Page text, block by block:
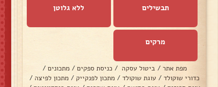
תבשילים ללא גלוטן
מרקים
מפת אתר / ביטול עסקה / כניסת ספקים / מתכונים /
כדורי שוקולד / עוגת שוקולד / מתכון לפנקייק / מתכון לפיצה /